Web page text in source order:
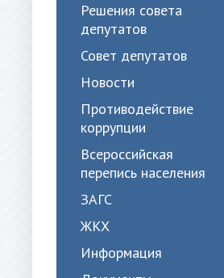
Решения совета
депутатов
Совет депутатов
Новости
Противодействие
коррупции
Всероссийская
перепись населения
ЗАГС
ЖКХ
Информация